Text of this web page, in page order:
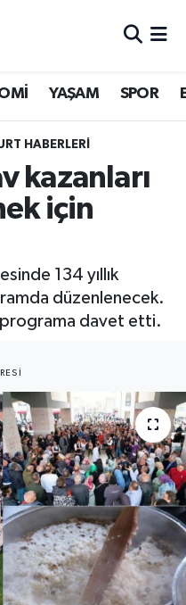
YAŞAM SPOR
HABERLERI
kazanları
için
134 yıllık
düzenlenecek.
programa davet etti.